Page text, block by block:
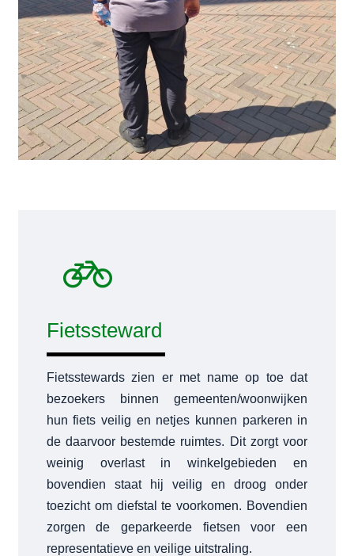
Fietssteward
Fietsstewards zien er met name op toe dat
bezoekers binnen gemeenten/woonwijken
hun fiets veilig en netjes kunnen parkeren in
de daarvoor bestemde ruimtes. Dit zorgt voor
weinig overlast in winkelgebieden en
bovendien staat hij veilig en droog onder
toezicht om diefstal te voorkomen. Bovendien
zorgen de geparkeerde fietsen voor een
representatieve en veilige uitstraling.